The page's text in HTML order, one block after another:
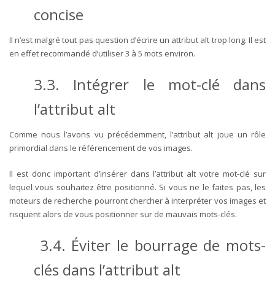
concise
Il n’est malgré tout pas question d’écrire un attribut alt trop long. Il est
en effet recommandé d’utiliser 3 à 5 mots environ.
3.3.
Intégrer le mot-clé dans
l’attribut alt
Comme nous l’avons vu précédemment, l’attribut alt joue un rôle
primordial dans le référencement de vos images.
Il est donc important d’insérer dans l’attribut alt votre mot-clé sur
lequel vous souhaitez être positionné. Si vous ne le faites pas, les
moteurs de recherche pourront chercher à interpréter vos images et
risquent alors de vous positionner sur de mauvais mots-clés.
3.4. Éviter le bourrage de mots-
clés dans l’attribut alt